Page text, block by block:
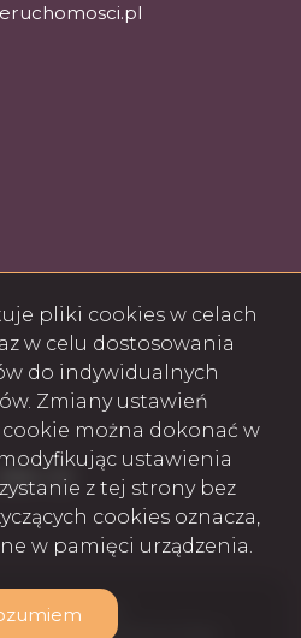
Facebook
Facebook
Facebook
Facebook
z o.o. © 2026
Galactica Virgo
pliki cookies w celach
w celu dostosowania
do indywidualnych
Zmiany ustawień
można dokonać w
ustawienia
z tej strony bez
cookies oznacza,
w pamięci urządzenia.